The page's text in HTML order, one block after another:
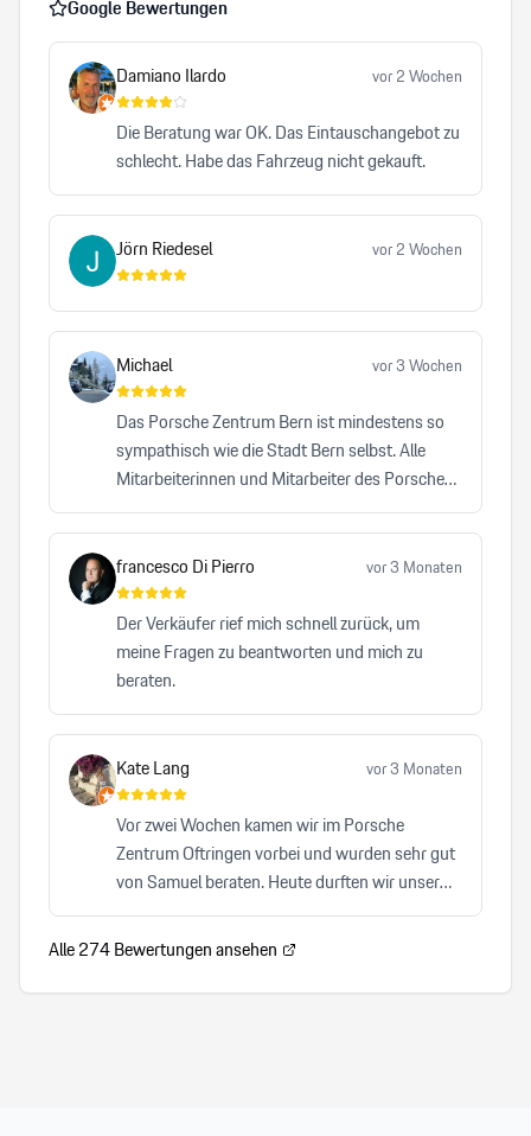
Google Bewertungen
Damiano Ilardo vor 2 Wochen
Die Beratung war OK. Das Eintauschangebot zu
schlecht. Habe das Fahrzeug nicht gekauft.
Jörn Riedesel vor 2 Wochen
Michael vor 3 Wochen
Das Porsche Zentrum Bern ist mindestens so
sympathisch wie die Stadt Bern selbst. Alle
Mitarbeiterinnen und Mitarbeiter des Porsche
Zentrums Bern leisten einen bemerkenswerten
Beitrag dazu, dass die Traditionsmarke Porsche
auf höchstem Niveau repräsentiert wird. Kein
anderes Autohaus, das ich bisher besucht habe,
hat mich mit einer vergleichbaren Herzlichkeit,
Professionalität und Zuverlässigkeit überzeugt.
francesco Di Pierro vor 3 Monaten
Der Verkäufer rief mich schnell zurück, um
meine Fragen zu beantworten und mich zu
beraten.
Kate Lang vor 3 Monaten
Vor zwei Wochen kamen wir im Porsche
Zentrum Oftringen vorbei und wurden sehr gut
von Samuel beraten. Heute durften wir unser
Auto abholen und waren von A-Z zufrieden. Wir
können Samuel von Herzen und auch das
Porsche Zentrum Oftrigen sehr empfehlen.
Herzlicher, kompetenter Service, der keinen
Alle274Bewertungen ansehen